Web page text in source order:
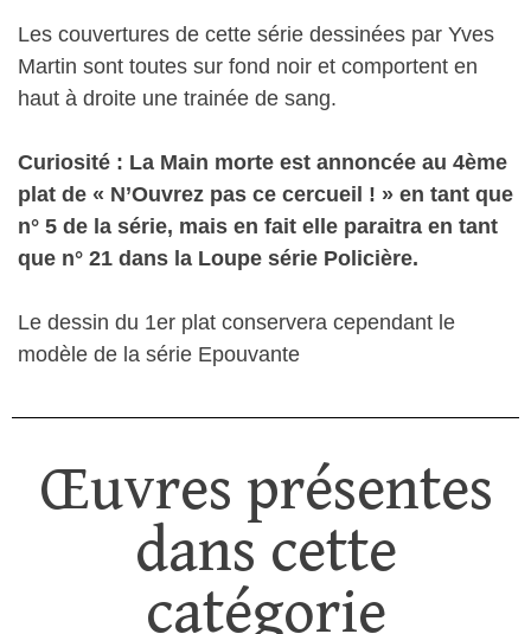
Les couvertures de cette série dessinées par Yves
Martin sont toutes sur fond noir et comportent en
haut à droite une trainée de sang.
Curiosité : La Main morte est annoncée au 4ème
plat de « N’Ouvrez pas ce cercueil ! » en tant que
n° 5 de la série, mais en fait elle paraitra en tant
que n° 21 dans la Loupe série Policière.
Le dessin du 1er plat conservera cependant le
modèle de la série Epouvante
Œuvres présentes
dans cette
catégorie